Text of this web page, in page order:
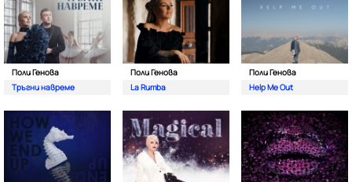
Поли Генова
Тръгни навреме
Поли Генова
La Rumba
Поли Генова
Help Me Out